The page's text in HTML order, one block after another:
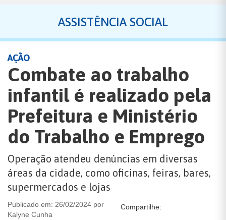
ASSISTÊNCIA SOCIAL
AÇÃO
Combate ao trabalho
infantil é realizado pela
Prefeitura e Ministério
do Trabalho e Emprego
Operação atendeu denúncias em diversas
áreas da cidade, como oficinas, feiras, bares,
supermercados e lojas
Publicado em: 26/02/2024 por
Kalyne Cunha
Compartilhe: